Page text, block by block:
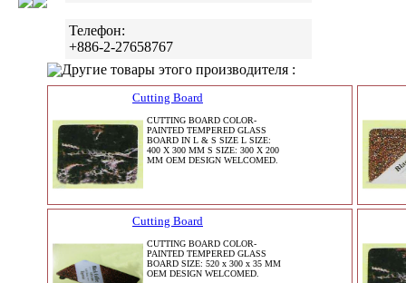
Телефон:
+886-2-27658767
Другие товары этого производителя :
Cutting Board
CUTTING BOARD COLOR-
PAINTED TEMPERED GLASS
BOARD IN L & S SIZE L SIZE:
400 X 300 MM S SIZE: 300 X 200
MM OEM DESIGN WELCOMED.
Cutting Board
CUTTING BOARD COLOR-
PAINTED TEMPERED GLASS
BOARD SIZE: 520 x 300 x 35 MM
OEM DESIGN WELCOMED.